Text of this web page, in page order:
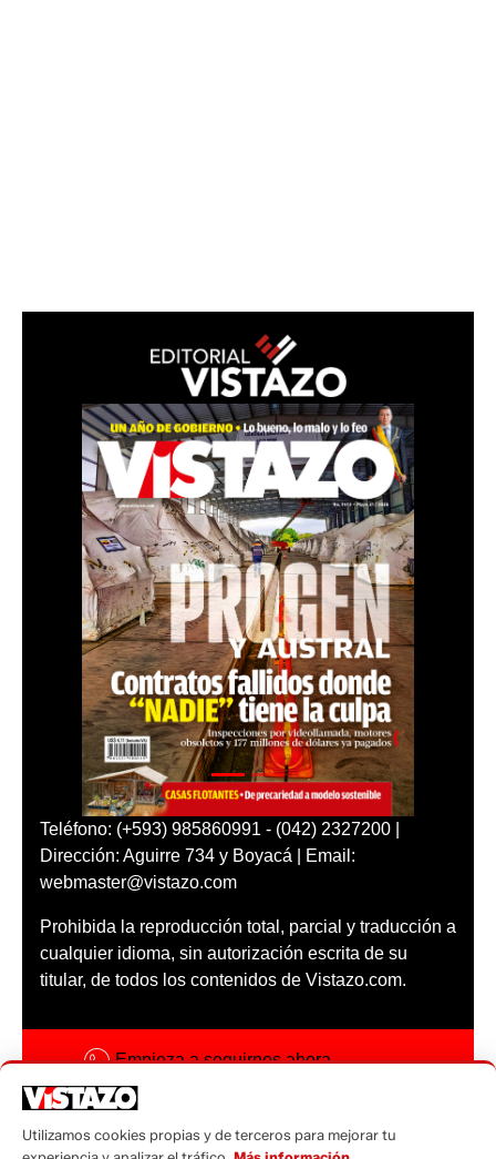
Teléfono: (+593) 985860991 - (042) 2327200 |
Dirección: Aguirre 734 y Boyacá | Email:
webmaster@vistazo.com
Prohibida la reproducción total, parcial y traducción a
cualquier idioma, sin autorización escrita de su
titular, de todos los contenidos de Vistazo.com.
Empieza a seguirnos ahora
Código ética
Utilizamos cookies propias y de terceros para mejorar tu